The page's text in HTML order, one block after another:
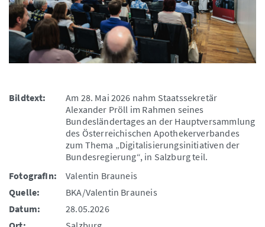
Bildtext:
Am 28. Mai 2026 nahm Staatssekretär
Alexander Pröll im Rahmen seines
Bundesländertages an der Hauptversammlung
des Österreichischen Apothekerverbandes
zum Thema „Digitalisierungsinitiativen der
Bundesregierung“, in Salzburg teil.
FotografIn:
Valentin Brauneis
Quelle:
BKA/Valentin Brauneis
Datum:
28.05.2026